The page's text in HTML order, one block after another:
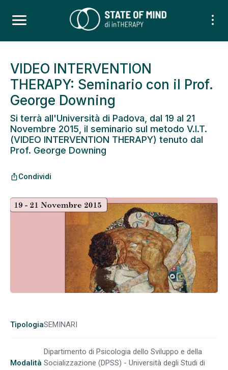
VIDEO INTERVENTION
THERAPY: Seminario con il Prof.
George Downing
Si terrà all'Università di Padova, dal 19 al 21
Novembre 2015, il seminario sul metodo V.I.T.
(VIDEO INTERVENTION THERAPY) tenuto dal
Prof. George Downing
ios_shareCondividi
TipologiaSEMINARI
Modalità
Dipartimento di Psicologia dello Sviluppo e della
Socializzazione (DPSS) - Università degli Studi di